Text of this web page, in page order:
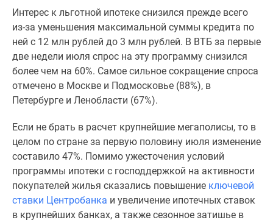
Панорамы
новостроек
Видеообзор
Экспертиза
Экология
Москвы
Подмосковья
Студии
комнатные
комнатные
Интерес к льготной ипотеке снизился прежде всего
из-за уменьшения максимальной суммы кредита по
ней с 12 млн рублей до 3 млн рублей. В ВТБ за первые
две недели июля спрос на эту программу снизился
более чем на 60%. Самое сильное сокращение спроса
отмечено в Москве и Подмосковье (88%), в
Петербурге и Ленобласти (67%).
Если не брать в расчет крупнейшие мегаполисы, то в
целом по стране за первую половину июля изменение
составило 47%. Помимо ужесточения условий
программы ипотеки с господдержкой на активности
покупателей жилья сказались повышение ключевой
ставки Центробанка и увеличение ипотечных ставок
в крупнейших банках, а также сезонное затишье в